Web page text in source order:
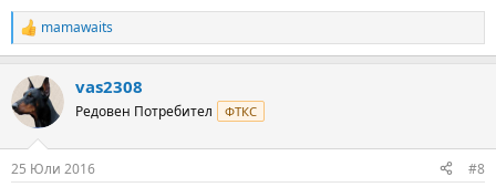
R
e
c
t
i
s
mamawaits
vas2308
Редовен Потребител ФТКС
25 Юли 2016 #8